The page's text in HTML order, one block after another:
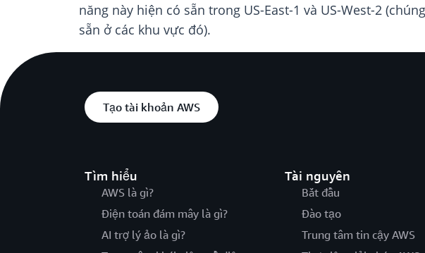
năng này hiện có sẵn trong US-East-1 và US-West-2
sẵn ở các khu vực đó).
Tạo tài khoản AWS
Tìm hiểu
AWS là gì?
Điện toán đám mây là gì?
AI trợ lý ảo là gì?
Tài nguyên
Bắt đầu
Đào tạo
Trung tâm tin cậy AWS